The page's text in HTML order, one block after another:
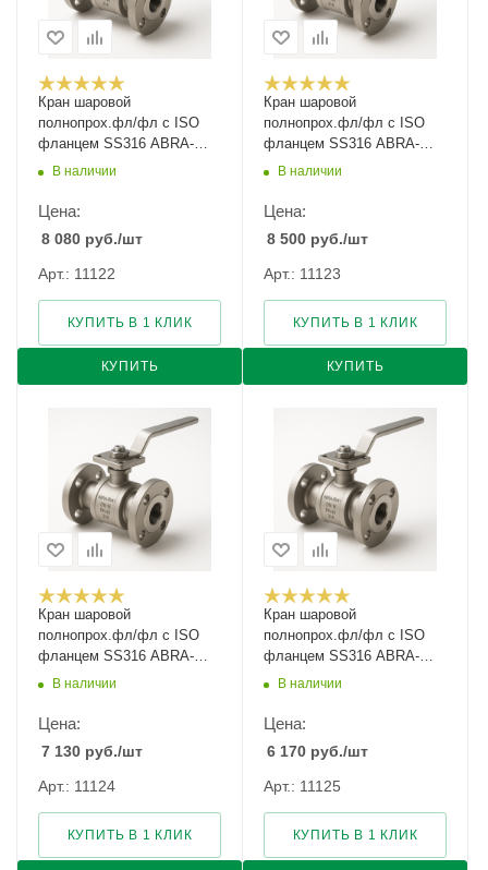
Кран шаровой
полнопрох.фл/фл с ISO
фланцем SS316 ABRA-
BV41-040 Ду-40 Ру-40
В наличии
Цена:
8 080 руб./шт
Арт.: 11122
КУПИТЬ
КУПИТЬ В 1 КЛИК
Кран шаровой
полнопрох.фл/фл с ISO
фланцем SS316 ABRA-
BV41-050 Ду-50 Ру-40
В наличии
Цена:
8 500 руб./шт
Арт.: 11123
КУПИТЬ
КУПИТЬ В 1 КЛИК
Кран шаровой
полнопрох.фл/фл с ISO
фланцем SS316 ABRA-
BV41-065 Ду-65 Ру-40
В наличии
Цена:
7 130 руб./шт
Арт.: 11124
КУПИТЬ В 1 КЛИК
Кран шаровой
полнопрох.фл/фл с ISO
фланцем SS316 ABRA-
BV41-080 Ду-80 Ру-40
В наличии
Цена:
6 170 руб./шт
Арт.: 11125
КУПИТЬ В 1 КЛИК